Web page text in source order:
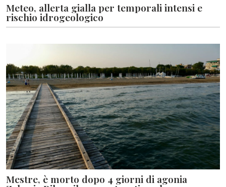
Meteo, allerta gialla per temporali intensi e
rischio idrogeologico
Mestre, è morto dopo 4 giorni di agonia